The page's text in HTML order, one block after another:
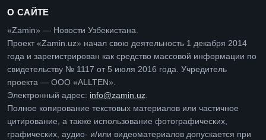
О САЙТЕ
«Zamin» — Новости Узбекистана.
Проект «Zamin.uz» начал свою деятельность 1 декабря 2014
года и зарегистрирован как средство массовой информации по
свидетельству № 1117 от 5 июля 2016 года. Учредитель
проекта — ООО «ALLTEN».
Электронный адрес: info@zamin.uz.
Полное копирование текстовых материалов или частичное
цитирование, а также использование фотографических,
графических, аудио- и/или видеоматериалов допускается при